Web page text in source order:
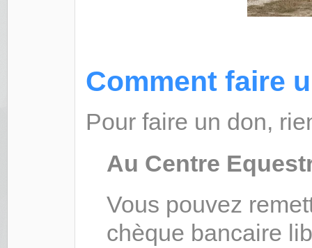
Comment faire
Pour faire un don,
Au Centre
Vous pouvez
chèque bancaire